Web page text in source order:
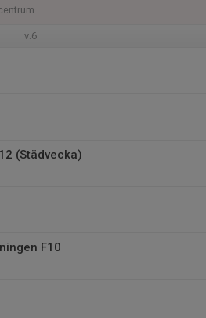
v.6
(Städvecka)
F10